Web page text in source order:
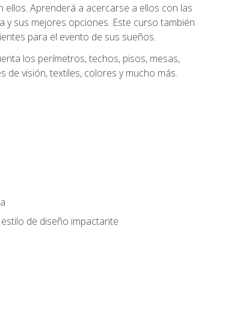
Aprenderá a acercarse a ellos con las
y sus mejores opciones. Este curso también
para el evento de sus sueños.
los perímetros, techos, pisos, mesas,
visión, textiles, colores y mucho más.
de diseño impactante